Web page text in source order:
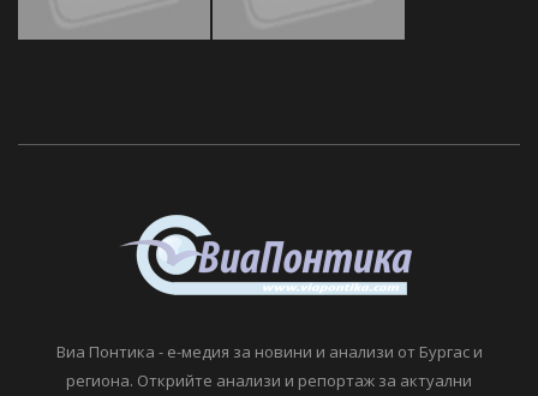
Виа Понтика - е-медия за новини и анализи от Бургас и
региона. Открийте анализи и репортаж за актуални